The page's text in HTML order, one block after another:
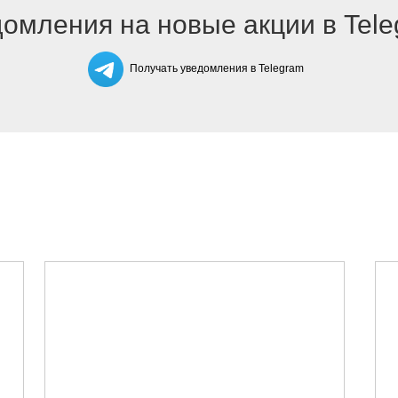
на новые акции в
Получать уведомления в Telegram